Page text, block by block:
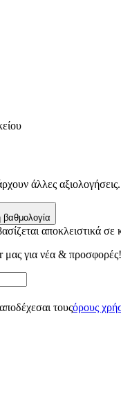
άλλες
βαθμολογία
αποκλειστικά
για νέα & προσφορές!
τουςόρους